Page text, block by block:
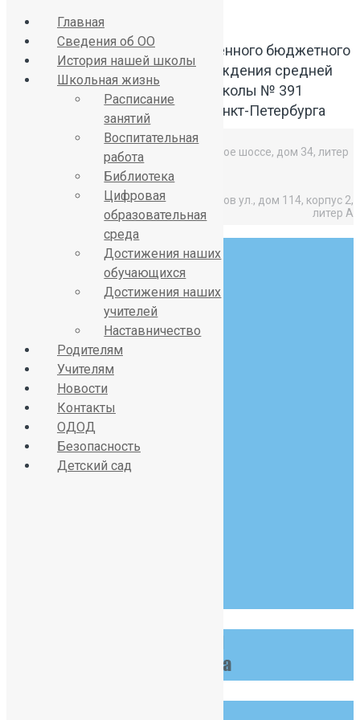
Официальный сайт Государственного бюджетного
общеобразовательного учреждения средней
общеобразовательной школы № 391
Красносельского района Санкт-Петербурга
Средняя школа: Горелово, Красносельское шоссе, дом 34, литер
Начальная школа: Горелово, Коммунаров ул., дом 114, корпус 2,
литер А
8 (812) 746-27-31
sch391@obr.gov.spb.ru
Красносельское шоссе
дом 34, литер А
Главная
Сведения об ОО
История нашей школы
Школьная жизнь
Расписание
занятий
Воспитательная
работа
Библиотека
Цифровая
образовательная
среда
Достижения наших
обучающихся
Достижения наших
учителей
Наставничество
Родителям
Учителям
Новости
Контакты
ОДОД
Безопасность
Детский сад